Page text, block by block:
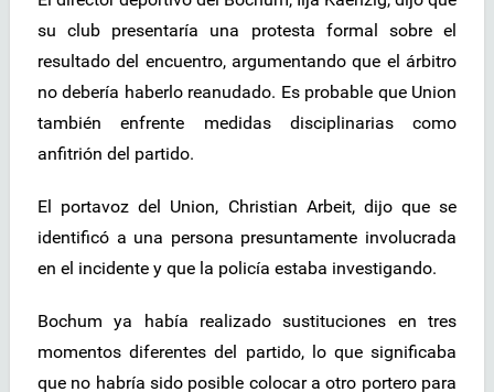
su club presentaría una protesta formal sobre el
resultado del encuentro, argumentando que el árbitro
no debería haberlo reanudado. Es probable que Union
también enfrente medidas disciplinarias como
anfitrión del partido.
El portavoz del Union, Christian Arbeit, dijo que se
identificó a una persona presuntamente involucrada
en el incidente y que la policía estaba investigando.
Bochum ya había realizado sustituciones en tres
momentos diferentes del partido, lo que significaba
que no habría sido posible colocar a otro portero para